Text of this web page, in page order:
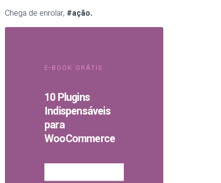
Chega de enrolar, #ação.
E-BOOK GRÁTIS
10 Plugins
Indispensáveis
para
WooCommerce